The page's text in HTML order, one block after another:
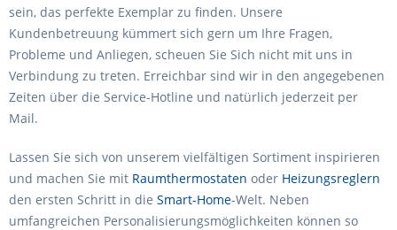
sein, das perfekte Exemplar zu finden. Unsere
Kundenbetreuung kümmert sich gern um Ihre Fragen,
Probleme und Anliegen, scheuen Sie Sich nicht mit uns in
Verbindung zu treten. Erreichbar sind wir in den angegebenen
Zeiten über die Service-Hotline und natürlich jederzeit per
Mail.
Lassen Sie sich von unserem vielfältigen Sortiment inspirieren
und machen Sie mit Raumthermostaten oder Heizungsreglern
den ersten Schritt in die Smart-Home-Welt. Neben
umfangreichen Personalisierungsmöglichkeiten können so